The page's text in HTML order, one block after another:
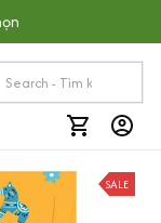
SALE